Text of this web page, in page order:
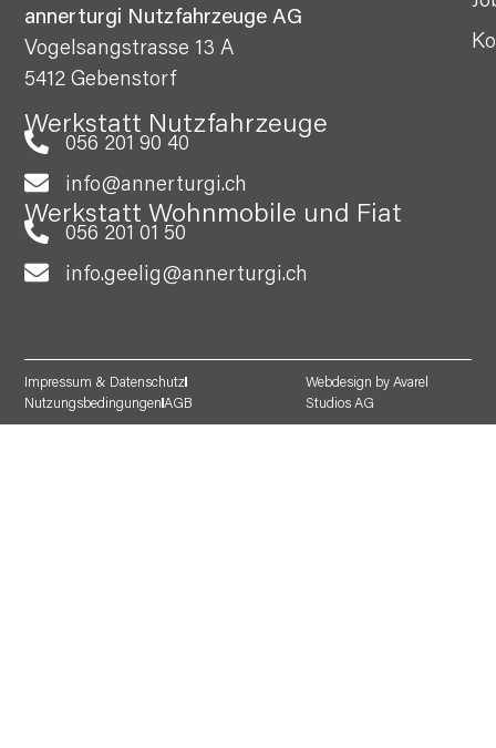
annerturgi Nutzfahrzeuge AG
Vogelsangstrasse 13 A
5412 Gebenstorf
Werkstatt Nutzfahrzeuge
056 201 90 40
info@annerturgi.ch
Werkstatt Wohnmobile und Fiat
056 201 01 50
info.geelig@annerturgi.ch
Impressum & Datenschutz
NutzungsbedingungenAGB
Webdesign by Avarel
Studios AG